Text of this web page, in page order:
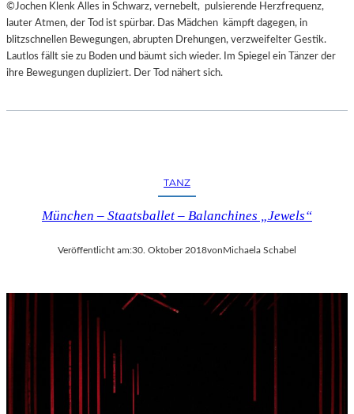
©Jochen Klenk Alles in Schwarz, vernebelt, pulsierende Herzfrequenz,
lauter Atmen, der Tod ist spürbar. Das Mädchen kämpft dagegen, in
blitzschnellen Bewegungen, abrupten Drehungen, verzweifelter Gestik.
Lautlos fällt sie zu Boden und bäumt sich wieder. Im Spiegel ein Tänzer der
ihre Bewegungen dupliziert. Der Tod nähert sich.
TANZ
München – Staatsballet – Balanchines „Jewels“
Veröffentlicht am:30. Oktober 2018von Michaela Schabel